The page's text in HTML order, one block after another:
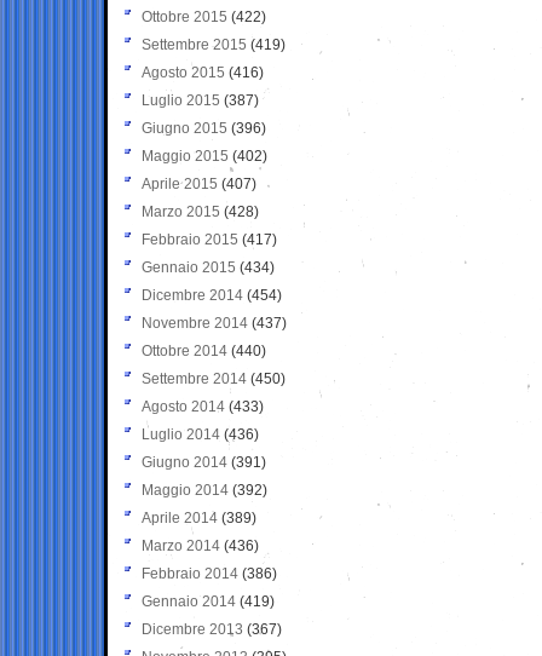
Ottobre 2015 (422)
Settembre 2015 (419)
Agosto 2015 (416)
Luglio 2015 (387)
Giugno 2015 (396)
Maggio 2015 (402)
Aprile 2015 (407)
Marzo 2015 (428)
Febbraio 2015 (417)
Gennaio 2015 (434)
Dicembre 2014 (454)
Novembre 2014 (437)
Ottobre 2014 (440)
Settembre 2014 (450)
Agosto 2014 (433)
Luglio 2014 (436)
Giugno 2014 (391)
Maggio 2014 (392)
Aprile 2014 (389)
Marzo 2014 (436)
Febbraio 2014 (386)
Gennaio 2014 (419)
Dicembre 2013 (367)